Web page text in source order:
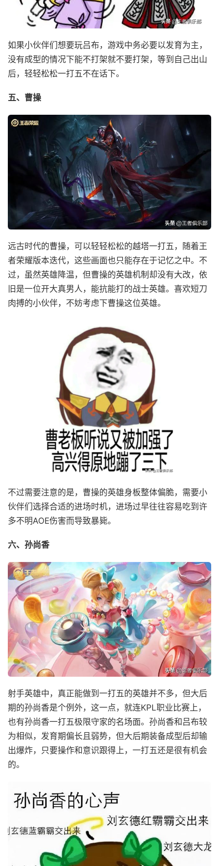
如果小伙伴们想要玩吕布，游戏中务必要以发育为主，
没有成型的情况下能不打架就不要打架，等到自己出山
后，轻轻松松一打五不在话下。
五、曹操
远古时代的曹操，可以轻轻松松的越塔一打五，随着王
者荣耀版本迭代，这些画面也只能存在于记忆之中。不
过，虽然英雄降温，但曹操的英雄机制却没有大改，依
旧是一位开大真男人，能抗能打的战士英雄。喜欢短刀
肉搏的小伙伴，不妨考虑下曹操这位英雄。
不过需要注意的是，曹操的英雄身板整体偏脆，需要小
伙伴们选择合适的进场时机，进场过早往往容易吃到许
多不明AOE伤害而导致暴毙。
六、孙尚香
射手英雄中，真正能做到一打五的英雄并不多，但大后
期的孙尚香是个例外，这一点，就连KPL职业比赛上，
也有孙尚香一打五极限守家的名场面。孙尚香和吕布较
为相似，发育期偏长且弱势，但大后期装备成型后却输
出爆炸，只要操作和意识跟得上，一打五还是很有机会
的。